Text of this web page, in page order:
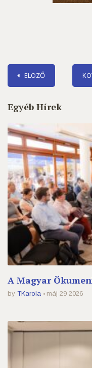
ELÖZŐ
Egyéb Hírek
A Magyar
by TKarola máj 29 2026